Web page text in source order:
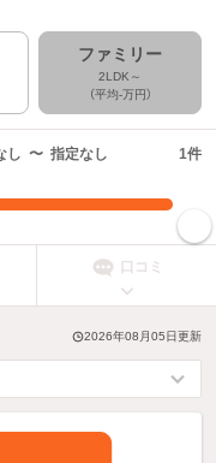
ファミリー
2LDK～
（平均-万円）
し 〜 指定なし 1件
む 口コミ
2026年08月05日更新